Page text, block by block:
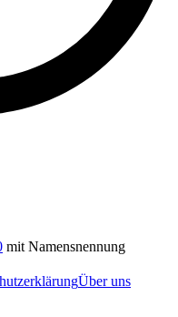
mit Namensnennung
Über uns